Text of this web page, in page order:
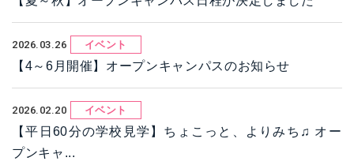
2026.03.26 イベント
【4～6月開催】オープンキャンパスのお知らせ
2026.02.20 イベント
【平日60分の学校見学】ちょこっと、よりみち♫ オー
プンキャ...